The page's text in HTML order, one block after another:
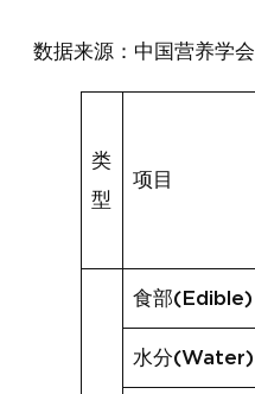
数据来源：中国营养学会
类
型
项目
食部(Edible)
水分(Water)